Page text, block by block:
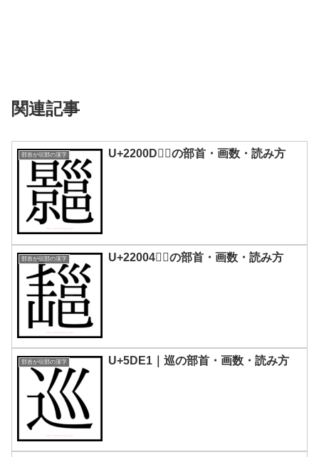
関連記事
部首が巛部の漢字 U+2200D｜𢀍の部首・画数・読み方
部首が巛部の漢字 U+22004｜𢀄の部首・画数・読み方
部首が巛部の漢字 U+5DE1｜巡の部首・画数・読み方